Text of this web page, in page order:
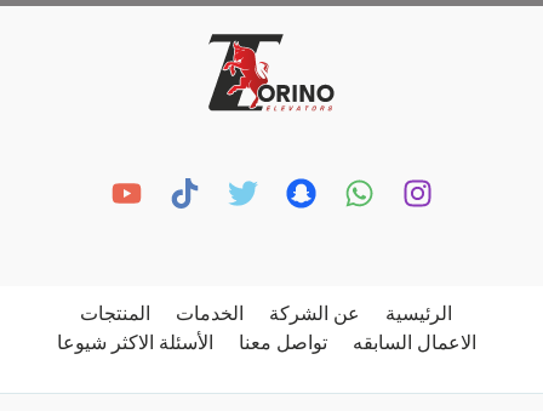
الرئيسية عن الشركة الخدمات
المنتجات
الاعمال السابقه
تواصل معنا الأسئلة الاكثر شيوعا